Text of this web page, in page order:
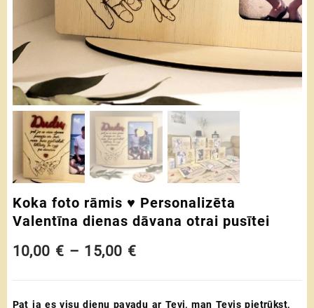
Koka foto rāmis ♥ Personalizēta
Valentīna dienas dāvana otrai pusītei
10,00 € – 15,00 €Price
Pat ja es visu dienu pavadu ar Tevi, man Tevis pietrūkst,